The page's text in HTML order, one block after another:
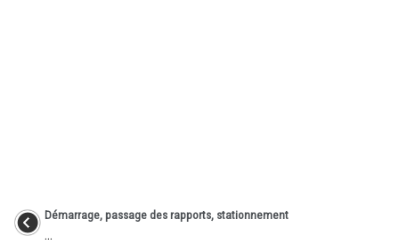
Démarrage, passage des rapports, stationnement
...